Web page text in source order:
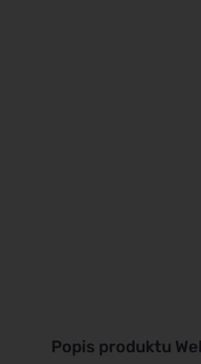
Popis produktu